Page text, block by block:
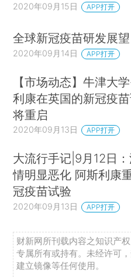
2020年09月15日 APP打开
全球新冠疫苗研发展望
2020年09月14日 APP打开
【市场动态】牛津大
利康在英国的新冠疫
将重启
2020年09月13日 APP打开
大流行手记|9月12日
情明显恶化 阿斯利康
冠疫苗试验
2020年09月13日 APP打开
财新网所刊载内容之知识产
专属所有或持有。未经许可
建立镜像等任何使用。